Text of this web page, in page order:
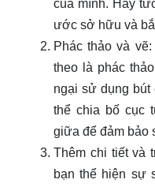
của mình. Hãy
ước sở hữu và
Phác thảo và
theo là phác
ngại sử dụng
thể chia bố cục
giữa để đảm bảo
Thêm chi tiết và
bạn thể hiện sự